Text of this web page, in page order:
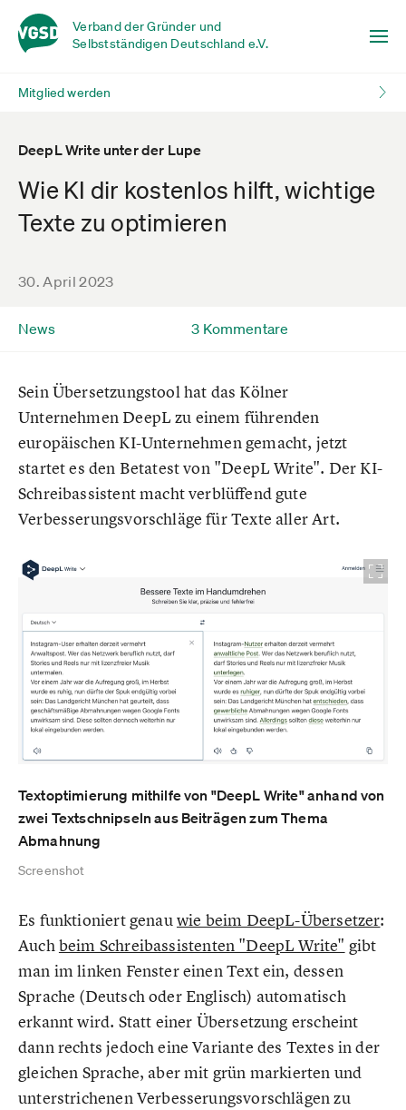
Verband der Gründer und
Selbstständigen Deutschland e.V.
Mitglied werden
DeepL Write unter der Lupe
Wie KI dir kostenlos hilft, wichtige
Texte zu optimieren
30. April 2023
News 3 Kommentare
Sein Übersetzungstool hat das Kölner
Unternehmen DeepL zu einem führenden
europäischen KI-Unternehmen gemacht, jetzt
startet es den Betatest von "DeepL Write". Der KI-
Schreibassistent macht verblüffend gute
Verbesserungsvorschläge für Texte aller Art.
Textoptimierung mithilfe von "DeepL Write" anhand von
zwei Textschnipseln aus Beiträgen zum Thema
Abmahnung
Screenshot
Es funktioniert genauwie beim DeepL-Übersetzer:
Auchbeim Schreibassistenten "DeepL Write" gibt
man im linken Fenster einen Text ein, dessen
Sprache (Deutsch oder Englisch) automatisch
erkannt wird. Statt einer Übersetzung erscheint
dann rechts jedoch eine Variante des Textes in der
gleichen Sprache, aber mit grün markierten und
unterstrichenen Verbesserungsvorschlägen zu